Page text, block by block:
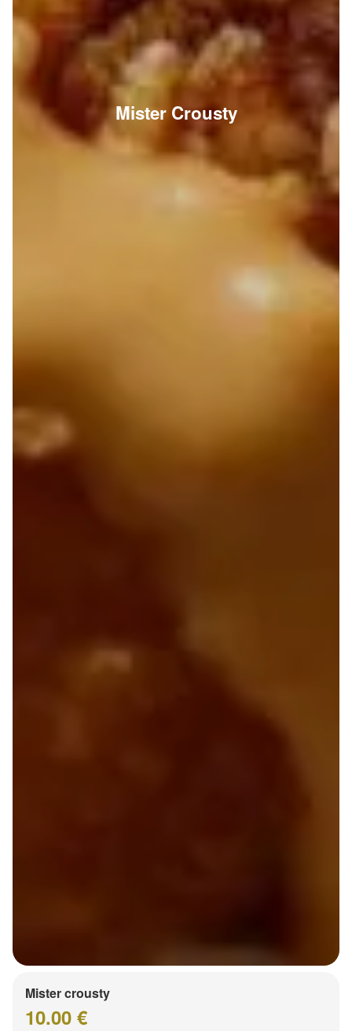
Mister Crousty
Mister crousty
10.00 €